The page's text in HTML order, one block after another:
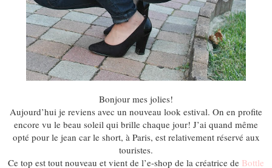
Bonjour mes jolies!
Aujourd’hui je reviens avec un nouveau look estival. On en profite
encore vu le beau soleil qui brille chaque jour! J’ai quand même
opté pour le jean car le short, à Paris, est relativement réservé aux
touristes.
Ce top est tout nouveau et vient de l’e-shop de la créatrice de Bottle